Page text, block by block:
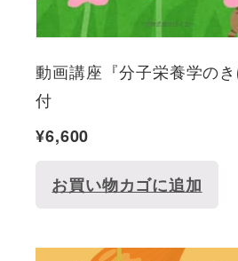
動画講座『分子栄養学の
付
¥6,600
お買い物カゴに追加